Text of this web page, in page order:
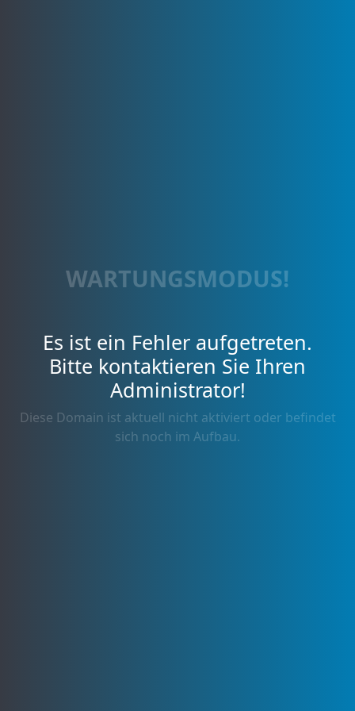
WARTUNGSMODUS!
Es ist ein Fehler aufgetreten.
Bitte kontaktieren Sie Ihren
Administrator!
Diese Domain ist aktuell nicht aktiviert oder befindet
sich noch im Aufbau.